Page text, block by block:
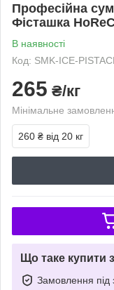
Професійна
Фісташка
В наявності
Код: SMK-ICE-
265 ₴/кг
Мінімальне
260 ₴ від 20 кг
Що таке купити
Замовлення під